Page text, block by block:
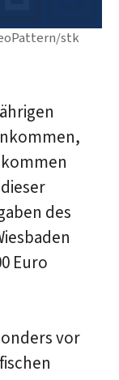
stk
des
Euro
vor